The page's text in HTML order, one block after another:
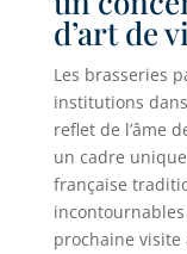
d’art de
Les brasseries
institutions
reflet de l’âme
un cadre
française
prochaine visite